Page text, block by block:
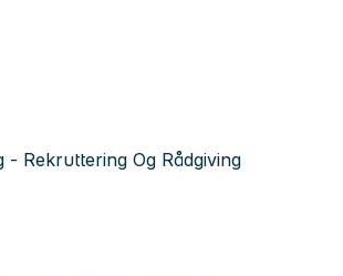
Rekruttering Og Rådgiving